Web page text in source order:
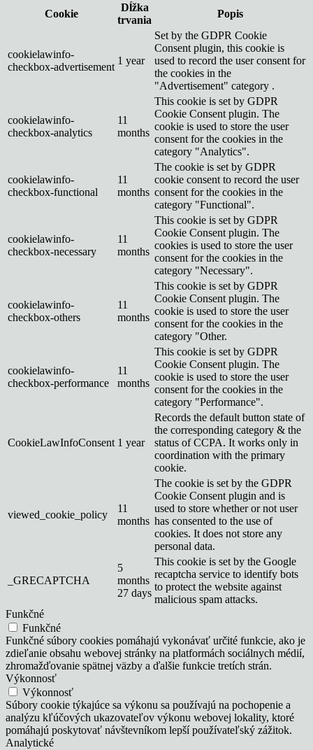
Cookie
Dĺžka
trvania
Popis
cookielawinfo-
checkbox-advertisement
1 year
Set by the GDPR Cookie
Consent plugin, this cookie is
used to record the user consent for
the cookies in the
"Advertisement" category .
cookielawinfo-
checkbox-analytics
11
months
This cookie is set by GDPR
Cookie Consent plugin. The
cookie is used to store the user
consent for the cookies in the
category "Analytics".
cookielawinfo-
checkbox-functional
11
months
The cookie is set by GDPR
cookie consent to record the user
consent for the cookies in the
category "Functional".
cookielawinfo-
checkbox-necessary
11
months
This cookie is set by GDPR
Cookie Consent plugin. The
cookies is used to store the user
consent for the cookies in the
category "Necessary".
cookielawinfo-
checkbox-others
11
months
This cookie is set by GDPR
Cookie Consent plugin. The
cookie is used to store the user
consent for the cookies in the
category "Other.
cookielawinfo-
checkbox-performance
11
months
This cookie is set by GDPR
Cookie Consent plugin. The
cookie is used to store the user
consent for the cookies in the
category "Performance".
CookieLawInfoConsent 1 year
Records the default button state of
the corresponding category & the
status of CCPA. It works only in
coordination with the primary
cookie.
viewed_cookie_policy
11
months
The cookie is set by the GDPR
Cookie Consent plugin and is
used to store whether or not user
has consented to the use of
cookies. It does not store any
personal data.
_GRECAPTCHA
5
months
27 days
This cookie is set by the Google
recaptcha service to identify bots
to protect the website against
malicious spam attacks.
Funkčné
Funkčné
Funkčné súbory cookies pomáhajú vykonávať určité funkcie, ako je
zdieľanie obsahu webovej stránky na platformách sociálnych médií,
zhromažďovanie spätnej väzby a ďalšie funkcie tretích strán.
Výkonnosť
Výkonnosť
Súbory cookie týkajúce sa výkonu sa používajú na pochopenie a
analýzu kľúčových ukazovateľov výkonu webovej lokality, ktoré
pomáhajú poskytovať návštevníkom lepší používateľský zážitok.
Analytické